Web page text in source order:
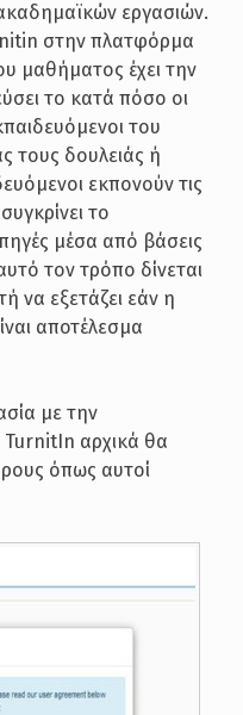
εργασιών.
στην πλατφόρμα
μαθήματος έχει την
το κατά πόσο οι
του
τους δουλειάς ή
εκπονούν τις
το
μέσα από βάσεις
τον τρόπο δίνεται
να εξετάζει εάν η
αποτέλεσμα
με την
TurnitIn αρχικά θα
όπως αυτοί